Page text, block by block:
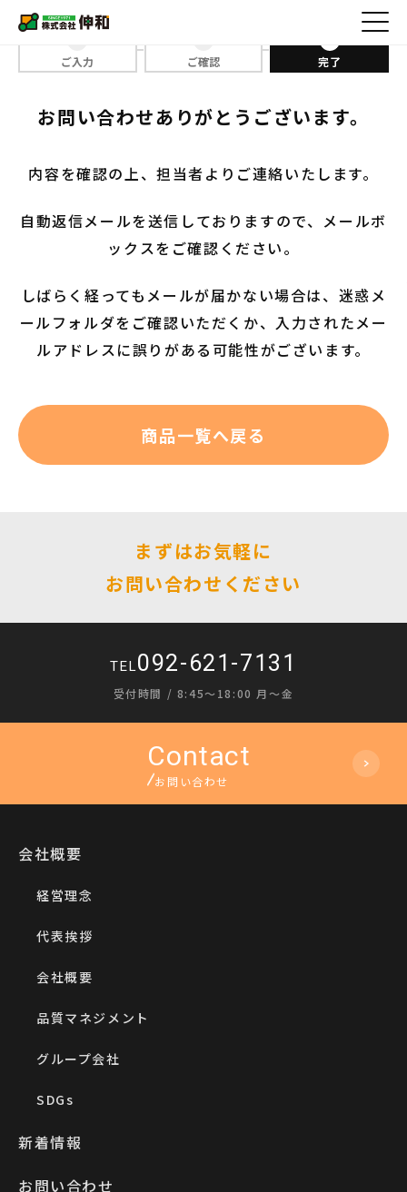
ご入力 ご確認 完了
お問い合わせありがとうございます。
内容を確認の上、担当者よりご連絡いたします。
自動返信メールを送信しておりますので、メールボ
ックスをご確認ください。
しばらく経ってもメールが届かない場合は、迷惑メ
ールフォルダをご確認いただくか、入力されたメー
ルアドレスに誤りがある可能性がございます。
商品一覧へ戻る
まずはお気軽に
お問い合わせください
TEL092-621-7131
受付時間 / 8:45〜18:00 月〜金
お問い合わせ
会社概要
経営理念
代表挨拶
会社概要
品質マネジメント
グループ会社
SDGs
新着情報
お問い合わせ